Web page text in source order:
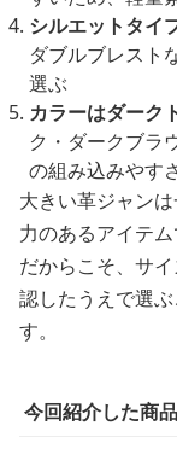
シルエットタイ
ダブルブレスト
選ぶ
カラーはダーク
ク・ダークブラ
の組み込みやす
大きい革ジャン
力のあるアイテム
だからこそ、サ
認したうえで選
す。
今回紹介した商